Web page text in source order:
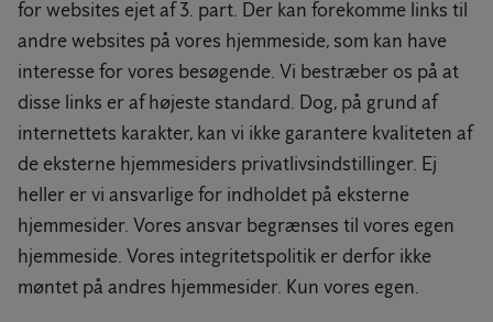
for websites ejet af 3. part. Der kan forekomme links til
andre websites på vores hjemmeside, som kan have
interesse for vores besøgende. Vi bestræber os på at
disse links er af højeste standard. Dog, på grund af
internettets karakter, kan vi ikke garantere kvaliteten af
de eksterne hjemmesiders privatlivsindstillinger. Ej
heller er vi ansvarlige for indholdet på eksterne
hjemmesider. Vores ansvar begrænses til vores egen
hjemmeside. Vores integritetspolitik er derfor ikke
møntet på andres hjemmesider. Kun vores egen.